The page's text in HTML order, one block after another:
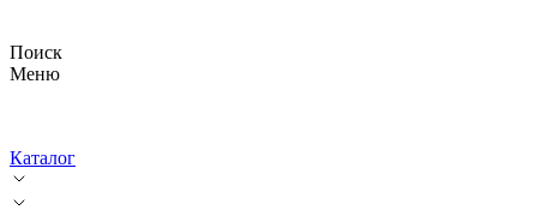
Поиск
Меню
Каталог